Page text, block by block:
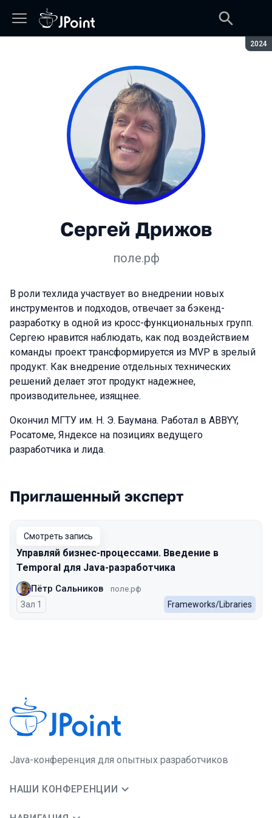
2024
Сергей Дрижов
поле.рф
В роли техлида участвует во внедрении новых
инструментов и подходов, отвечает за бэкенд-
разработку в одной из кросс-функциональных групп.
Сергею нравится наблюдать, как под воздействием
команды проект трансформируется из MVP в зрелый
продукт. Как внедрение отдельных технических
решений делает этот продукт надежнее,
производительнее, изящнее.
Окончил МГТУ им. Н. Э. Баумана. Работал в ABBYY,
Росатоме, Яндексе на позициях ведущего
разработчика и лида.
Выступления в сезоне 2024
Приглашенный эксперт
Смотреть запись
Управляй бизнес-процессами. Введение в
Temporal для Java-разработчика
Пётр Сальников поле.рф
Зал 1 Frameworks/Libraries
Java-конференция для опытных разработчиков
НАШИ КОНФЕРЕНЦИИ